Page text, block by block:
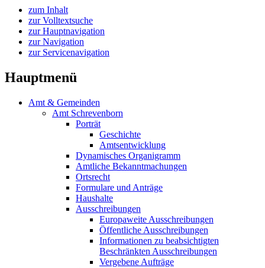
zum Inhalt
zur Volltextsuche
zur Hauptnavigation
zur Navigation
zur Servicenavigation
Hauptmenü
Amt & Gemeinden
Amt Schrevenborn
Porträt
Geschichte
Amtsentwicklung
Dynamisches Organigramm
Amtliche Bekanntmachungen
Ortsrecht
Formulare und Anträge
Haushalte
Ausschreibungen
Europaweite Ausschreibungen
Öffentliche Ausschreibungen
Informationen zu beabsichtigten
Beschränkten Ausschreibungen
Vergebene Aufträge